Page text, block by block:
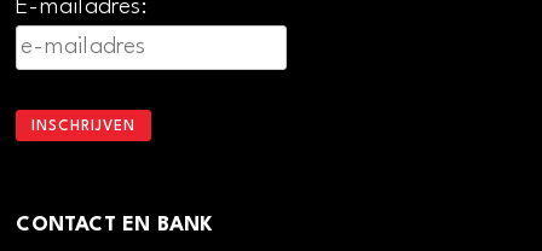
E-mailadres:
CONTACT EN BANK